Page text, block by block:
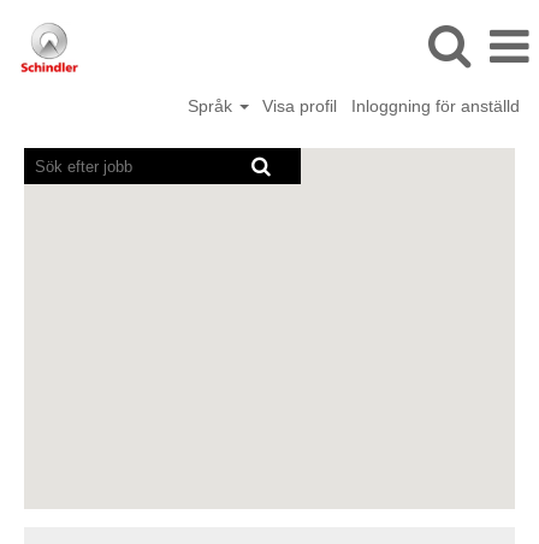
Språk Visa profil Inloggning för anställd
Skärmläsare
kan